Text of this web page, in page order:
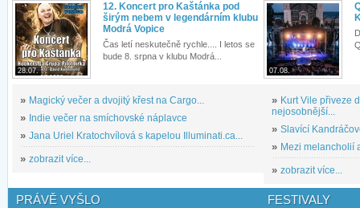
28.07.
12. Koncert pro Kaštánka pod
širým nebem v legendárním klubu
Modrá Vopice
Čas letí neskutečně rychle.... I letos se
bude 8. srpna v klubu Modrá...
» Magický večer a dvojitý křest na Cargo...
» Indie večer na smíchovské náplavce
» Jana Uriel Kratochvílová s kapelou Illuminati.ca...
» zobrazit více...
07.08.
» Kurt Vile přiveze
nejosobnější...
» Slavící
» Mezi melancholií
» zobrazit více...
PRÁVĚ VYŠLO FESTIVALY